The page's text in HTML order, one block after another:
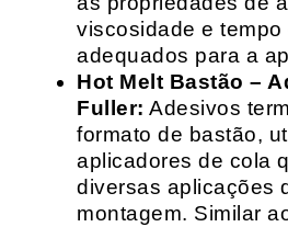
viscosidade e tempo
adequados para a
Hot Melt Bastão –
Fuller: Adesivos
formato de bastão,
aplicadores de cola
diversas aplicações
montagem. Similar